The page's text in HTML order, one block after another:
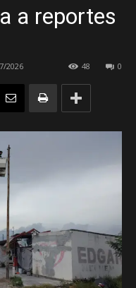
a reportes
2026 0
48